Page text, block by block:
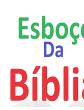
conteúdo